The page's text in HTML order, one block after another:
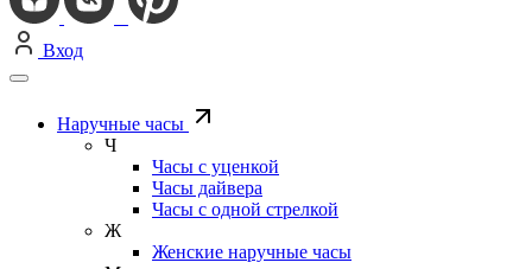
Вход
Наручные часы
Ч
Часы с уценкой
Часы дайвера
Часы с одной стрелкой
Ж
Женские наручные часы